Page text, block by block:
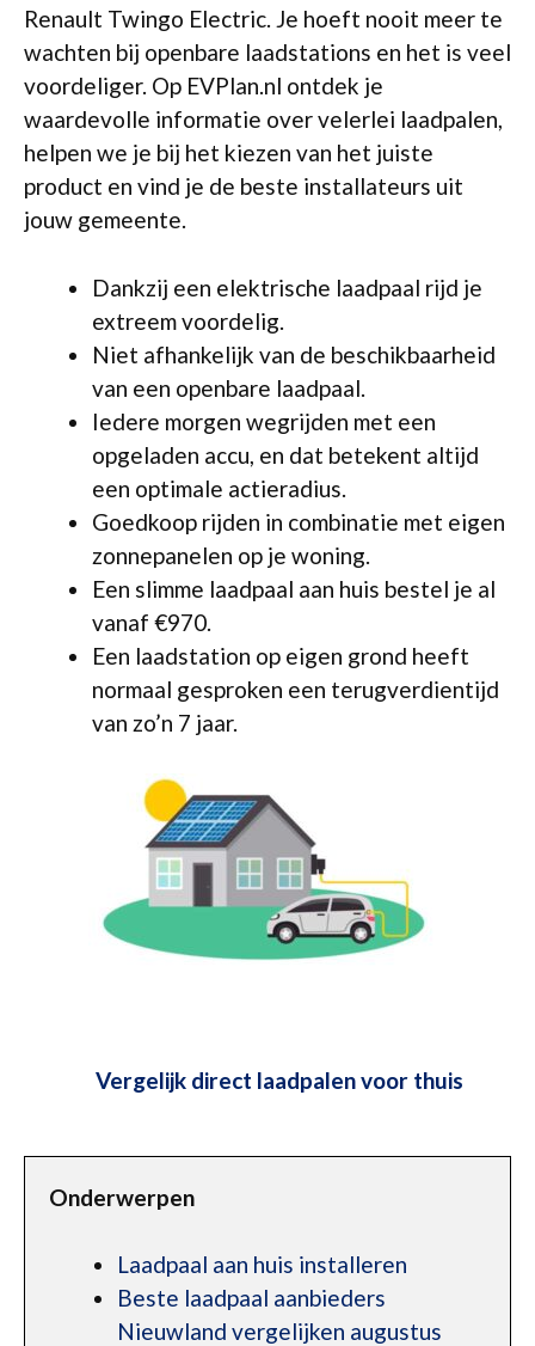
Renault Twingo Electric. Je hoeft nooit meer te
wachten bij openbare laadstations en het is veel
voordeliger. Op EVPlan.nl ontdek je
waardevolle informatie over velerlei laadpalen,
helpen we je bij het kiezen van het juiste
product en vind je de beste installateurs uit
jouw gemeente.
Dankzij een elektrische laadpaal rijd je
extreem voordelig.
Niet afhankelijk van de beschikbaarheid
van een openbare laadpaal.
Iedere morgen wegrijden met een
opgeladen accu, en dat betekent altijd
een optimale actieradius.
Goedkoop rijden in combinatie met eigen
zonnepanelen op je woning.
Een slimme laadpaal aan huis bestel je al
vanaf €970.
Een laadstation op eigen grond heeft
normaal gesproken een terugverdientijd
van zo’n 7 jaar.
Vergelijk direct laadpalen voor thuis
Onderwerpen
Laadpaal aan huis installeren
Beste laadpaal aanbieders
Nieuwland vergelijken augustus